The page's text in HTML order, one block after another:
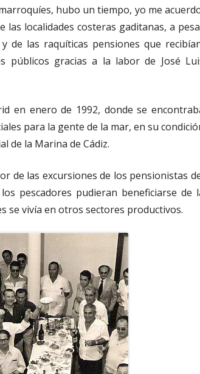
hubo un tiempo, yo me
las localidades costeras gaditanas, a
las raquíticas pensiones que
públicos gracias a la labor de José
en enero de 1992, donde se
para la gente de la mar, en su
de la Marina de Cádiz.
de las excursiones de los pensionistas
pescadores pudieran beneficiarse de
se vivía en otros sectores productivos.